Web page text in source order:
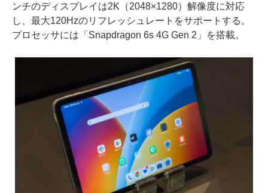
ンチのディスプレイは2K（2048×1280）解像度に対応
し、最大120Hzのリフレッシュレートをサポートする。
プロセッサには「Snapdragon 6s 4G Gen 2」を搭載。